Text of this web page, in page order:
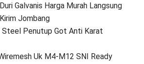
Galvanis Harga Murah Langsung
Jombang
Steel Penutup Got Anti Karat
Uk M4-M12 SNI Ready